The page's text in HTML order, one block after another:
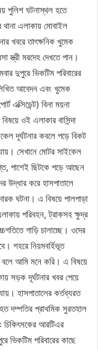
পুলিশ ঘটনাস্থল হতে
এলাকায় মোবাইল
খবরে তাৎক্ষনিক খুমেক
স্ত্রী মরদেহ দেখতে পান।
দুপুরে ভিকটিম পরিবারের
আবেদন এবং খুমেক
এক্সিডেন্ট) বিনা ময়না
ওই এলাকার বাসিন্দা
দূর্ঘটনার কবলে পড়ে বিকট
সেখানে মোটর সাইকেল
পাশেই ছিটকে পড়ে আছেন
করে হাসপাতালে
ঘটনা। এ বিষয়ে পালপাড়া
পরিবহন, ট্রাকসহ ক্ষুদ্র
গাড়ি চালাচ্ছে। ওদের
শহরে নিয়মবর্হিভূত
বলে আমি মনে করি। এ বিষয়ে
সড়ক দূর্ঘটনার খবর পেয়ে
হাসপাতালের কর্তব্যরত
দম্পতির প্রাথমিক সুরতহাল
চিকিৎসকের আরটিএর
ভিকটিম পরিবারের কাছে